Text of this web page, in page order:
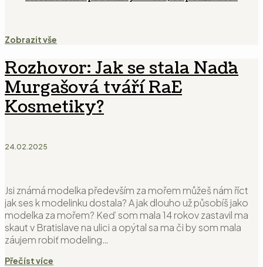
Zobrazit vše
Rozhovor: Jak se stala Naďa
Murgašová tváří RaE
Kosmetiky?
24.02.2025
Jsi známá modelka především za mořem můžeš nám říct
jak ses k modelinku dostala? A jak dlouho už působíš jako
modelka za mořem? Keď som mala 14 rokov zastavil ma
skaut v Bratislave na ulici a opýtal sa ma či by som mala
záujem robiť modeling…
Přečíst více